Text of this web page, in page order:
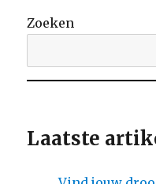
Zoeken
Laatste